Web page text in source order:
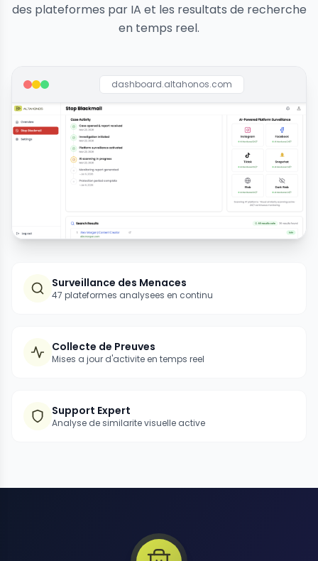
des plateformes par IA et les resultats de recherche
en temps reel.
dashboard.altahonos.com
Surveillance des Menaces
47 plateformes analysees en continu
Collecte de Preuves
Mises a jour d'activite en temps reel
Support Expert
Analyse de similarite visuelle active